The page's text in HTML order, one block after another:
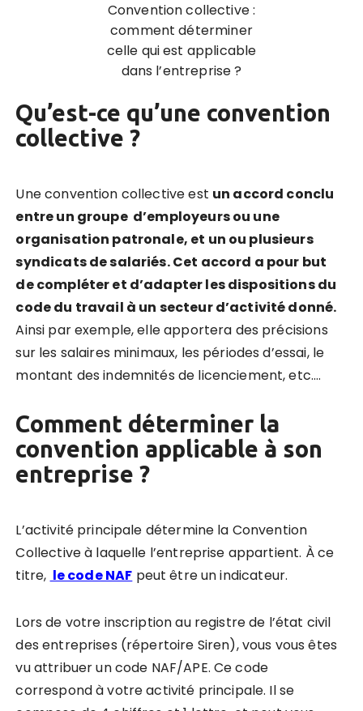
Convention collective :
comment déterminer
celle qui est applicable
dans l’entreprise ?
Qu’est-ce qu’une convention
collective ?
Une convention collective est un accord conclu
entre un groupe d’employeurs ou une
organisation patronale, et un ou plusieurs
syndicats de salariés. Cet accord a pour but
de compléter et d’adapter les dispositions du
code du travail à un secteur d’activité donné.
Ainsi par exemple, elle apportera des précisions
sur les salaires minimaux, les périodes d’essai, le
montant des indemnités de licenciement, etc.…
Comment déterminer la
convention applicable à son
entreprise ?
L’activité principale détermine la Convention
Collective à laquelle l’entreprise appartient. À ce
titre, le code NAF peut être un indicateur.
Lors de votre inscription au registre de l’état civil
des entreprises (répertoire Siren), vous vous êtes
vu attribuer un code NAF/APE. Ce code
correspond à votre activité principale. Il se